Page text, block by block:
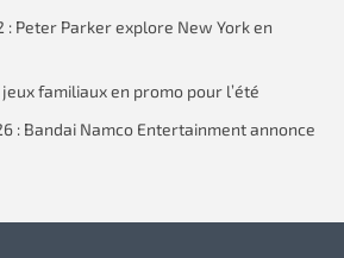
: Peter Parker explore New York en
familiaux en promo pour l’été
: Bandai Namco Entertainment annonce